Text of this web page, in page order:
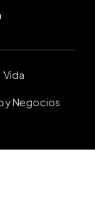
Vida
y Negocios